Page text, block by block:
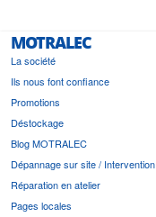
MOTRALEC
La société
Ils nous font confiance
Promotions
Déstockage
Blog MOTRALEC
Dépannage sur site / Intervention
Réparation en atelier
Pages locales